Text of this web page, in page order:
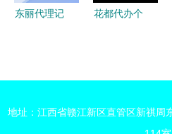
东丽代理记
范化
花都代办个
地址：江西省赣江新区直管区新祺周